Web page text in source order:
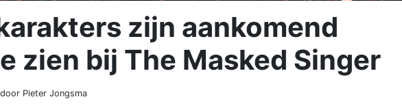
zijn aankomend
zien bij The Masked Singer
Pieter Jongsma